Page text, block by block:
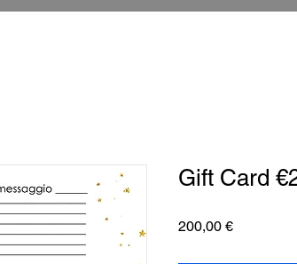
Gift Card
200,00 €Prezzo